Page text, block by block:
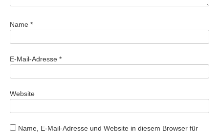
Name *
E-Mail-Adresse *
Website
Name, E-Mail-Adresse und Website in diesem Browser für